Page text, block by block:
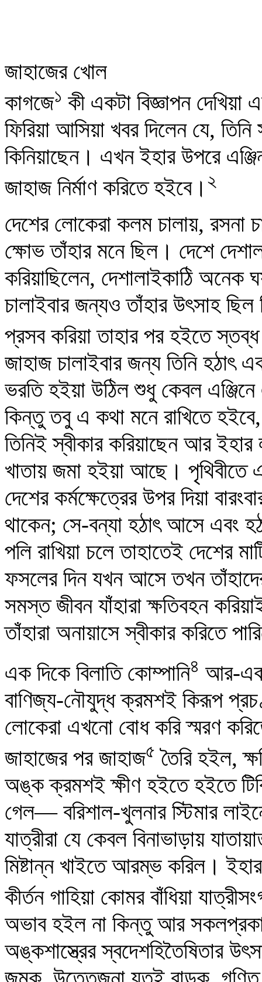
জাহাজের খোল
কাগজে১ কী একটা বিজ্ঞাপন দেখিয়া
ফিরিয়া আসিয়া খবর দিলেন যে,
কিনিয়াছেন। এখন ইহার উপরে
জাহাজ নির্মাণ করিতে হইবে। ২
দেশের লোকেরা কলম চালায়, রসনা
ক্ষোভ তাঁহার মনে ছিল। দেশে
করিয়াছিলেন, দেশালাইকাঠি অনেক
চালাইবার জন্যও তাঁহার উৎসাহ
প্রসব করিয়া তাহার পর হইতে
জাহাজ চালাইবার জন্য তিনি
ভরতি হইয়া উঠিল শুধু কেবল
কিন্তু তবু এ কথা মনে রাখিতে
তিনিই স্বীকার করিয়াছেন আর ইহার
খাতায় জমা হইয়া আছে। পৃথিবীতে
দেশের কর্মক্ষেত্রের উপর দিয়া
থাকেন; সে-বন্যা হঠাৎ আসে এবং
পলি রাখিয়া চলে তাহাতেই দেশের
ফসলের দিন যখন আসে তখন
সমস্ত জীবন যাঁহারা ক্ষতিবহন
তাঁহারা অনায়াসে স্বীকার করিতে
এক দিকে বিলাতি কোম্পানি৪ আর-এক
বাণিজ্য-নৌযুদ্ধ ক্রমশই কিরূপ
লোকেরা এখনো বোধ করি স্মরণ
জাহাজের পর জাহাজ৫ তৈরি হইল,
অঙ্ক ক্রমশই ক্ষীণ হইতে হইতে
গেল— বরিশাল-খুলনার স্টিমার
যাত্রীরা যে কেবল বিনাভাড়ায়
মিষ্টান্ন খাইতে আরম্ভ করিল। ইহার
কীর্তন গাহিয়া কোমর বাঁধিয়া
অভাব হইল না কিন্তু আর
অঙ্কশাস্ত্রের স্বদেশহিতৈষিতার